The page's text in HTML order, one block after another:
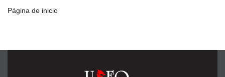
Página de inicio